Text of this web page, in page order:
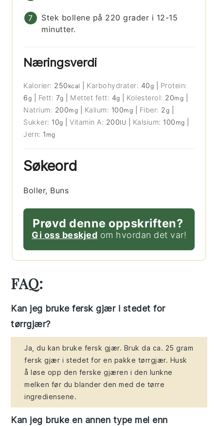
Stek bollene på 220 grader i 12-15
minutter.
Næringsverdi
Kalorier: 250 kcal Karbohydrater: 40g
Protein:
6g Fett: 7g Mettet fett: 4g Kolesterol: 20mg
Natrium: 200mg Kalium: 100mg Fiber: 2g
Sukker: 10g |Vitamin A: 200IU Kalsium: 100 mg
Jern: 1 mg
Søkeord
Boller, Buns
Prøvd denne oppskriften?
Gi oss beskjed om hvordan det var!
FAQ:
Kan jeg bruke fersk gjær i stedet for
tørrgjær?
Ja, du kan bruke fersk gjær. Bruk da ca. 25 gram
fersk gjær i stedet for en pakke tørrgjær. Husk
å løse opp den ferske gjæren i den lunkne
melken før du blander den med de tørre
ingrediensene.
Kan jeg bruke en annen type mel enn